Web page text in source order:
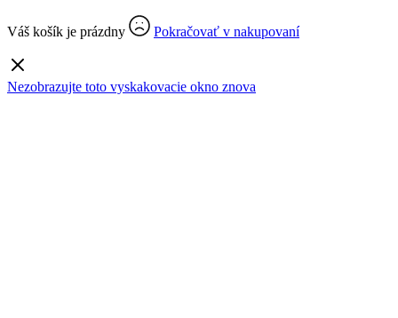
Váš košík je prázdny Pokračovať v nakupovaní
Nezobrazujte toto vyskakovacie okno znova